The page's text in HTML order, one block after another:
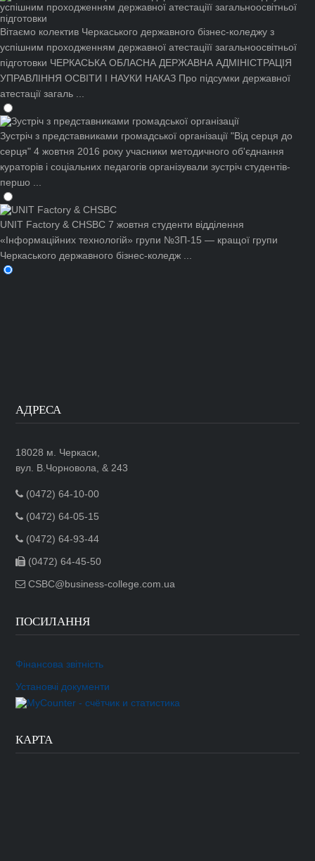
Вітаємо колектив Черкаського державного бізнес-коледжу з
успішним проходженням державної атестаціїї загальноосвітньої
підготовки ЧЕРКАСЬКА ОБЛАСНА ДЕРЖАВНА АДМІНІСТРАЦІЯ
УПРАВЛІННЯ ОСВІТИ І НАУКИ НАКАЗ Про підсумки державної
атестації загаль ...
Зустріч з представниками громадської організації "Від серця до
серця" 4 жовтня 2016 року учасники методичного об'єднання
кураторів і соціальних педагогів організували зустріч студентів-
першо ...
UNIT Factory & CHSBC 7 жовтня студенти відділення
«Інформаційних технологій» групи №3П-15 — кращої групи
Черкаського державного бізнес-коледж ...
АДРЕСА
18028 м. Черкаси,
вул. В.Чорновола, & 243
(0472) 64-10-00
(0472) 64-05-15
(0472) 64-93-44
(0472) 64-45-50
CSBC@business-college.com.ua
ПОСИЛАННЯ
Фінансова звітність
Установчі документи
КАРТА